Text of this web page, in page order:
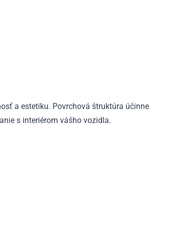
a estetiku. Povrchová štruktúra účinne
s interiérom vášho vozidla.